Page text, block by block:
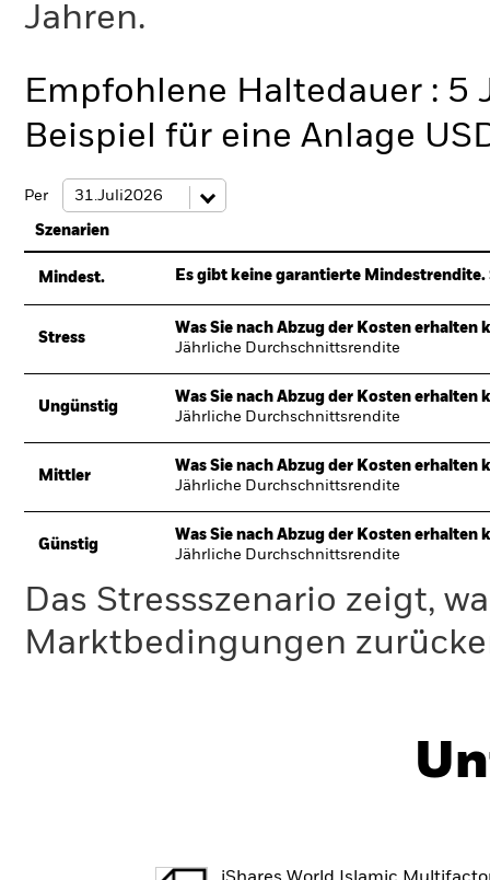
Jahren.
Empfohlene Haltedauer : 5
Beispiel für eine Anlage
Per
Szenarien
Mindest. Es gibt keine garantierte
Stress
Was Sie nach Abzug der Kosten erhalten
Jährliche Durchschnittsrendite
Ungünstig
Was Sie nach Abzug der Kosten erhalten
Jährliche Durchschnittsrendite
Mittler
Was Sie nach Abzug der Kosten erhalten
Jährliche Durchschnittsrendite
Günstig
Was Sie nach Abzug der Kosten erhalten
Jährliche Durchschnittsrendite
Das Stressszenario zeigt,
Marktbedingungen